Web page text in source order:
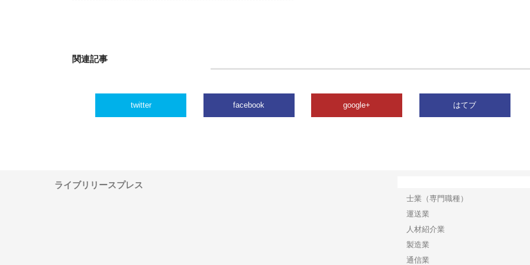
関連記事
twitter facebook google+ はてブ
ライブリリースプレス
士業（専門職種）
運送業
人材紹介業
製造業
通信業